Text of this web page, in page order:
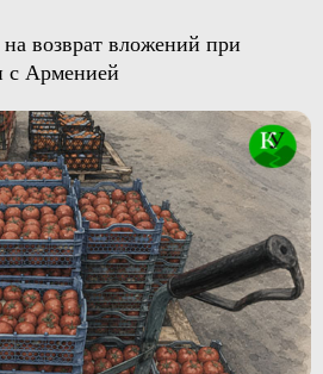
возврат вложений при
с Арменией